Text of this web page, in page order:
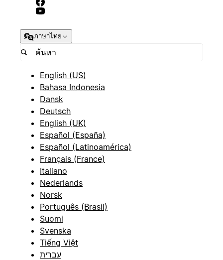
ภาษาไทย
English (US)
Bahasa Indonesia
Dansk
Deutsch
English (UK)
Español (España)
Español (Latinoamérica)
Français (France)
Italiano
Nederlands
Norsk
Português (Brasil)
Suomi
Svenska
Tiếng Việt
עברית